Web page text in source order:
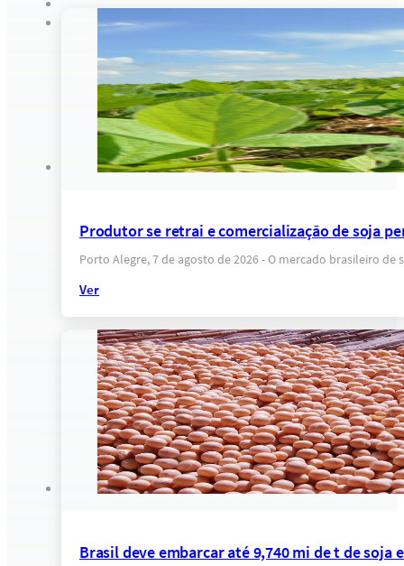
Produtor se retrai e comercialização de soja
Porto Alegre, 7 de agosto de 2026 - O mercado brasileiro
Ver
Brasil deve embarcar até 9,740 mi de t de soja